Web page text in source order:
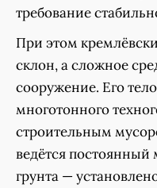
требование
При этом
склон, а сложное
сооружение. Его
многотонного
строительным
ведётся постоянный
грунта —